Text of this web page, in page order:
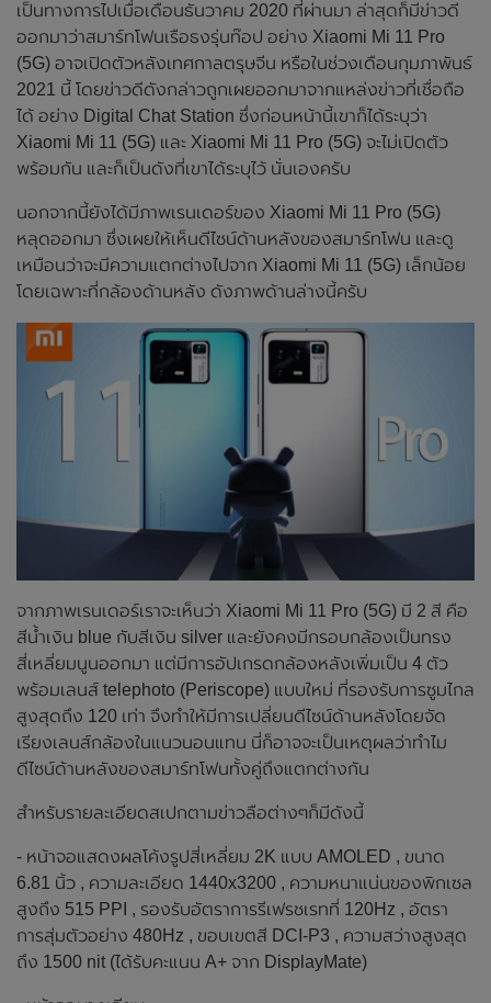
เป็นทางการไปเมื่อเดือนธันวาคม 2020 ที่ผ่านมา ล่าสุดก็มีข่าวดี
ออกมาว่าสมาร์ทโฟนเรือธงรุ่นท๊อป อย่าง Xiaomi Mi 11 Pro
(5G) อาจเปิดตัวหลังเทศกาลตรุษจีน หรือในช่วงเดือนกุมภาพันธ์
2021 นี้ โดยข่าวดีดังกล่าวถูกเผยออกมาจากแหล่งข่าวที่เชื่อถือ
ได้ อย่าง Digital Chat Station ซึ่งก่อนหน้านี้เขาก็ได้ระบุว่า
Xiaomi Mi 11 (5G) และ Xiaomi Mi 11 Pro (5G) จะไม่เปิดตัว
พร้อมกัน และก็เป็นดังที่เขาได้ระบุไว้ นั่นเองครับ
นอกจากนี้ยังได้มีภาพเรนเดอร์ของ Xiaomi Mi 11 Pro (5G)
หลุดออกมา ซึ่งเผยให้เห็นดีไซน์ด้านหลังของสมาร์ทโฟน และดู
เหมือนว่าจะมีความแตกต่างไปจาก Xiaomi Mi 11 (5G) เล็กน้อย
โดยเฉพาะที่กล้องด้านหลัง ดังภาพด้านล่างนี้ครับ
จากภาพเรนเดอร์เราจะเห็นว่า Xiaomi Mi 11 Pro (5G) มี 2 สี คือ
สีน้ำเงิน blue กับสีเงิน silver และยังคงมีกรอบกล้องเป็นทรง
สี่เหลี่ยมนูนออกมา แต่มีการอัปเกรดกล้องหลังเพิ่มเป็น 4 ตัว
พร้อมเลนส์ telephoto (Periscope) แบบใหม่ ที่รองรับการซูมไกล
สูงสุดถึง 120 เท่า จึงทำให้มีการเปลี่ยนดีไซน์ด้านหลังโดยจัด
เรียงเลนส์กล้องในแนวนอนแทน นี่ก็อาจจะเป็นเหตุผลว่าทำไม
ดีไซน์ด้านหลังของสมาร์ทโฟนทั้งคู่ถึงแตกต่างกัน
สำหรับรายละเอียดสเปกตามข่าวลือต่างๆก็มีดังนี้
- หน้าจอแสดงผลโค้งรูปสี่เหลี่ยม 2K แบบ AMOLED , ขนาด
6.81 นิ้ว , ความละเอียด 1440x3200 , ความหนาแน่นของพิกเซล
สูงถึง 515 PPI , รองรับอัตราการรีเฟรชเรทที่ 120Hz , อัตรา
การสุ่มตัวอย่าง 480Hz , ขอบเขตสี DCI-P3 , ความสว่างสูงสุด
ถึง 1500 nit (ได้รับคะแนน A+ จาก DisplayMate)